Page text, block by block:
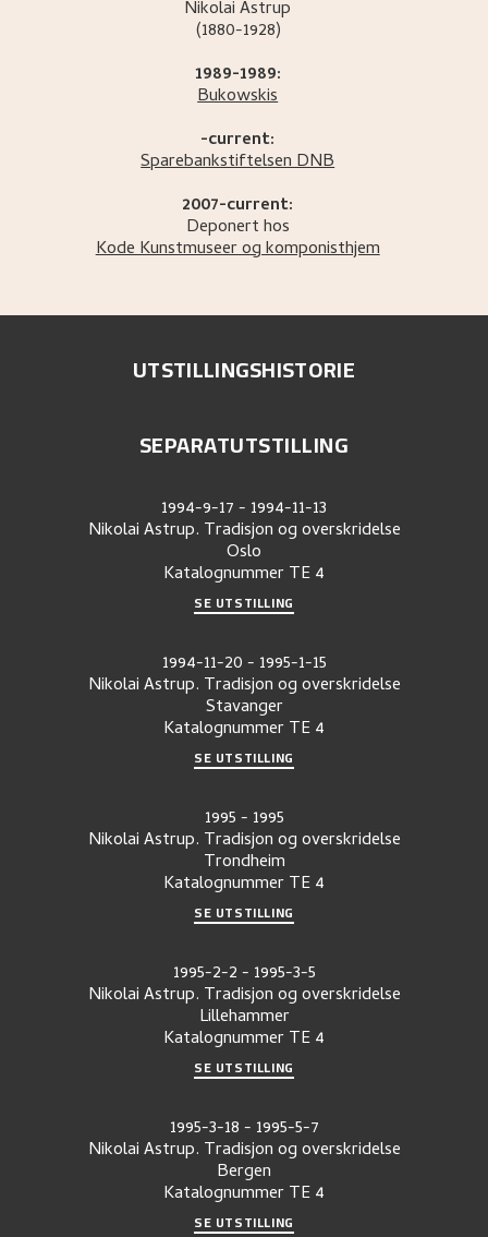
NikolaiAstrup
(1880-1928)
1989-1989:
Bukowskis
-current:
Sparebankstiftelsen DNB
2007-current:
Deponert hos
Kode Kunstmuseer og komponisthjem
UTSTILLINGSHISTORIE
SEPARATUTSTILLING
1994-9-17- 1994-11-13
Nikolai Astrup. Tradisjon og overskridelse
Oslo
KatalognummerTE 4
SE UTSTILLING
1994-11-20- 1995-1-15
Nikolai Astrup. Tradisjon og overskridelse
Stavanger
KatalognummerTE 4
SE UTSTILLING
1995- 1995
Nikolai Astrup. Tradisjon og overskridelse
Trondheim
KatalognummerTE 4
SE UTSTILLING
1995-2-2- 1995-3-5
Nikolai Astrup. Tradisjon og overskridelse
Lillehammer
KatalognummerTE 4
SE UTSTILLING
1995-3-18- 1995-5-7
Nikolai Astrup. Tradisjon og overskridelse
Bergen
KatalognummerTE 4
SE UTSTILLING